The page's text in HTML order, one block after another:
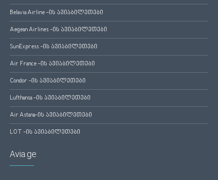
Belavia Airline -ის ავიაბილეთები
Aegean Airlines -ის ავიაბილეთები
SunExpress -ის ავიაბილეთები
Air France -ის ავიაბილეთები
Condor -ის ავიაბილეთები
Lufthansa -ის ავიაბილეთები
Air Astana-ის ავიაბილეთები
LOT -ის ავიაბილეთები
Avia.ge